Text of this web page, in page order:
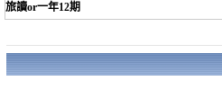
旅讀or一年12期